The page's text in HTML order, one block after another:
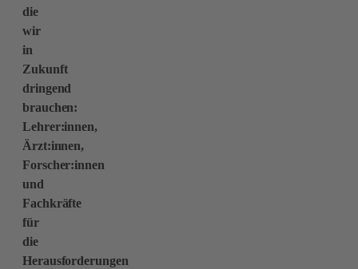
die
wir
in
Zukunft
dringend
brauchen:
Lehrer:innen,
Ärzt:innen,
Forscher:innen
und
Fachkräfte
für
die
Herausforderungen